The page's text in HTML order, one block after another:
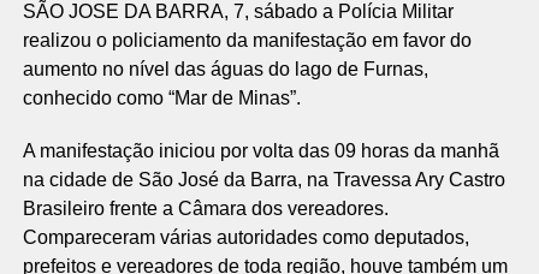
SÃO JOSE DA BARRA, 7, sábado a Polícia Militar
realizou o policiamento da manifestação em favor do
aumento no nível das águas do lago de Furnas,
conhecido como “Mar de Minas”.
A manifestação iniciou por volta das 09 horas da manhã
na cidade de São José da Barra, na Travessa Ary Castro
Brasileiro frente a Câmara dos vereadores.
Compareceram várias autoridades como deputados,
prefeitos e vereadores de toda região, houve também um